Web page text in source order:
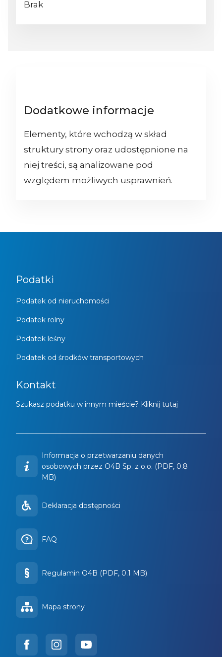
Brak
Dodatkowe informacje
Elementy, które wchodzą w skład
struktury strony oraz udostępnione na
niej treści, są analizowane pod
względem możliwych usprawnień.
Podatki
Podatek od nieruchomości
Podatek rolny
Podatek leśny
Podatek od środków transportowych
Kontakt
Szukasz podatku w innym mieście? Kliknij tutaj
Informacja o przetwarzaniu danych
osobowych przez O4B Sp. z o.o. (PDF, 0.8
MB)
Deklaracja dostępności
FAQ
Regulamin O4B (PDF, 0.1 MB)
Mapa strony